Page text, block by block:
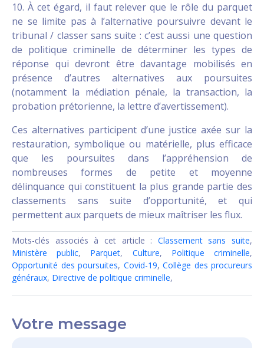
10. À cet égard, il faut relever que le rôle du parquet
ne se limite pas à l’alternative poursuivre devant le
tribunal / classer sans suite : c’est aussi une question
de politique criminelle de déterminer les types de
réponse qui devront être davantage mobilisés en
présence d’autres alternatives aux poursuites
(notamment la médiation pénale, la transaction, la
probation prétorienne, la lettre d’avertissement).
Ces alternatives participent d’une justice axée sur la
restauration, symbolique ou matérielle, plus efficace
que les poursuites dans l’appréhension de
nombreuses formes de petite et moyenne
délinquance qui constituent la plus grande partie des
classements sans suite d’opportunité, et qui
permettent aux parquets de mieux maîtriser les flux.
Mots-clés associés à cet article : Classement sans suite,
Ministère public, Parquet, Culture, Politique criminelle,
Opportunité des poursuites, Covid-19, Collège des procureurs
généraux, Directive de politique criminelle,
Votre message